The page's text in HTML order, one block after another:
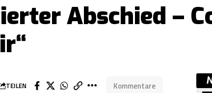
Abschied –
TEILEN Kommentare